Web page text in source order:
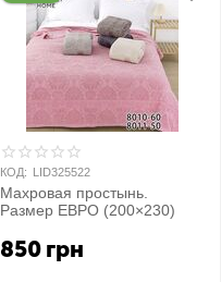
КОД: LID325522
Махровая простынь.
Размер ЕВРО (200×230)
850 грн